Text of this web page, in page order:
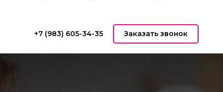
+7 (983) 605-34-35 Заказать звонок